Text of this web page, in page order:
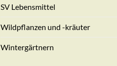
SV Lebensmittel
Wildpflanzen und -kräuter
Wintergärtnern